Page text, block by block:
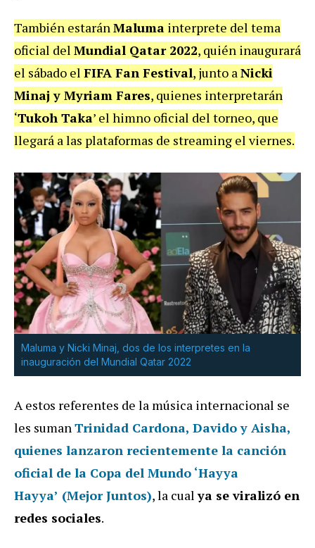
También estaránMaluma interprete del tema
oficial del Mundial Qatar 2022, quién inaugurará
el sábado el FIFA Fan Festival, junto aNicki
Minaj y Myriam Fares, quienes interpretarán
‘Tukoh Taka’ el himno oficial del torneo, que
llegará a las plataformas de streaming el viernes.
Maluma y Nicki Minaj, dos de los interpretes en la
inauguración del Mundial Qatar 2022
A estos referentes de la música internacional se
les sumanTrinidad Cardona, Davido y Aisha,
quienes lanzaron recientemente la canción
oficial de la Copa del Mundo ‘Hayya
Hayya’ (Mejor Juntos), la cualya se viralizó en
redes sociales.